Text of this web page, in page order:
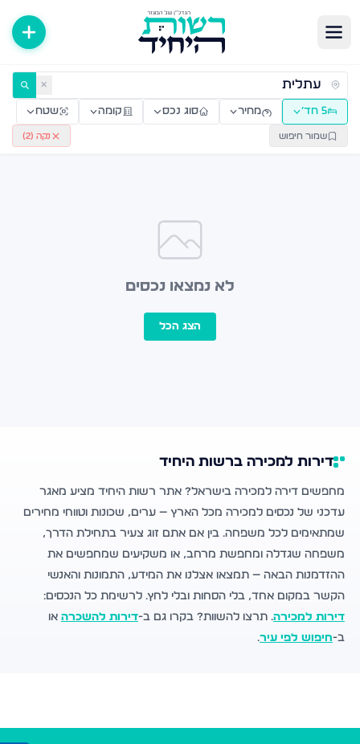
דירות למכירה ולהשכרה — רשות היחיד ✕
5 חד׳ מחיר סוג נכס קומה שטח
שמור חיפוש נקה (2
)
לא נמצאו נכסים
הצג הכל
דירות למכירה ברשות היחיד
מחפשים דירה למכירה בישראל? אתר רשות היחיד מציע מאגר
עדכני של נכסים למכירה מכל הארץ — ערים, שכונות וטווחי מחירים
שמתאימים לכל משפחה. בין אם אתם זוג צעיר בתחילת הדרך,
משפחה שגדלה ומחפשת מרחב, או משקיעים שמחפשים את
ההזדמנות הבאה — תמצאו אצלנו את המידע, התמונות והאנשי
הקשר במקום אחד, בלי הסחות ובלי לחץ. לרשימת כל הנכסים:
דירות למכירה. תרצו להשוות? בקרו גם ב-דירות להשכרה או
ב-חיפוש לפי עיר.